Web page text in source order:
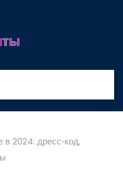
в 2024: дресс‑код,